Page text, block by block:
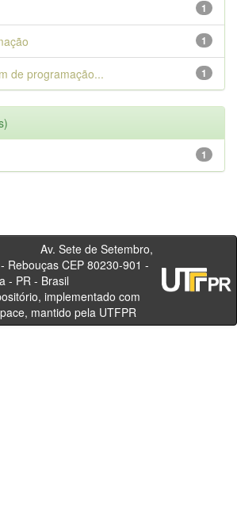
1
1
1
de programação...
1
Sete de Setembro,
Rebouças CEP 80230-901 -
- PR - Brasil
implementado com
mantido pela UTFPR